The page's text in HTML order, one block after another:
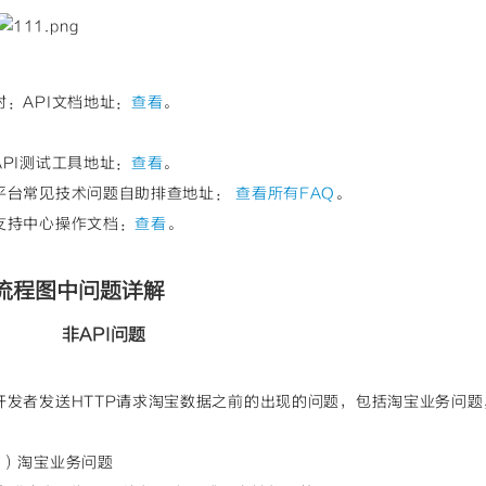
：API文档地址： 查看。
测试工具地址： 查看。
台常见技术问题自助排查地址：查看所有FAQ 。
持中心操作文档：查看。
程图中问题详解
非API问题
发者发送HTTP请求淘宝数据之前的出现的问题，包括淘宝业务问题
淘宝业务问题